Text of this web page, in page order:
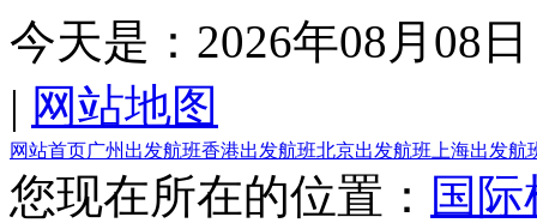
今天是： 2026年08月08日
| 网站地图
网站首页广州出发航班香港出发航班北京出发航班 上海出发航
您现在所在的位置： 国